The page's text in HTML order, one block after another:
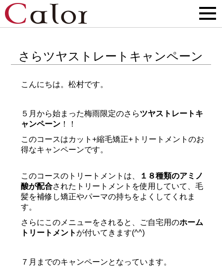
さらツヤストレートキャンペーン
こんにちは。松村です。
５月から始まった梅雨限定のさらツヤストレートキ
ャンペーン ！！
このコースはカット+縮毛矯正+トリートメントのお
得なキャンペーンです。
このコースのトリートメントは、
１８種類のアミノ
酸が配合されたトリートメントを使用していて、毛
髪を補修し矯正やパーマの持ちをよくしてくれま
す。
さらにこのメニューをされると、ご自宅用のホーム
トリートメント が付いてきます(^^)
７月までのキャンペーンとなっています。